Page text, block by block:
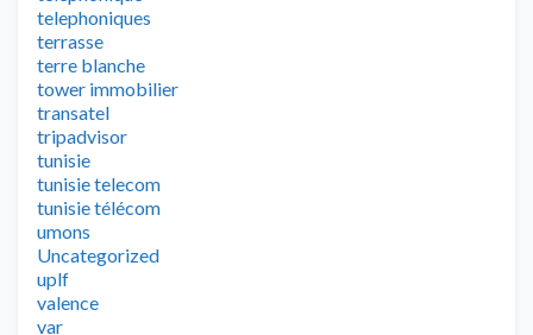
telephoniques
terrasse
terre blanche
tower immobilier
transatel
tripadvisor
tunisie
tunisie telecom
tunisie télécom
umons
Uncategorized
uplf
valence
var